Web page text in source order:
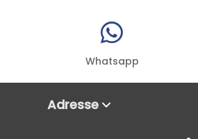

Whatsapp
Adresse